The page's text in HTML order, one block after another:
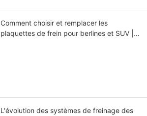
Comment choisir et remplacer les
plaquettes de frein pour berlines et SUV |
L'évolution des systèmes de freinage des